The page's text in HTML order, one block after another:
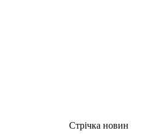
Стрічка новин